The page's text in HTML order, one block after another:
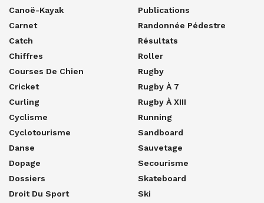
Canoë-Kayak
Carnet
Catch
Chiffres
Courses De Chien
Cricket
Curling
Cyclisme
Cyclotourisme
Danse
Dopage
Dossiers
Droit Du Sport
Publications
Randonnée Pédestre
Résultats
Roller
Rugby
Rugby À 7
Rugby À XIII
Running
Sandboard
Sauvetage
Secourisme
Skateboard
Ski